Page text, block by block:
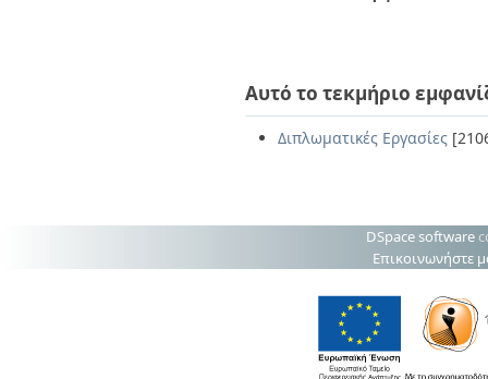
Αυτό το τεκμήριο
Διπλωματικές Εργασίες
DSpace software
Επικοινωνήστε